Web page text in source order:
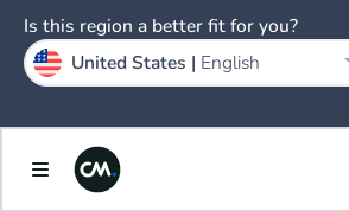
Is this region a better fit for you?
United States | English